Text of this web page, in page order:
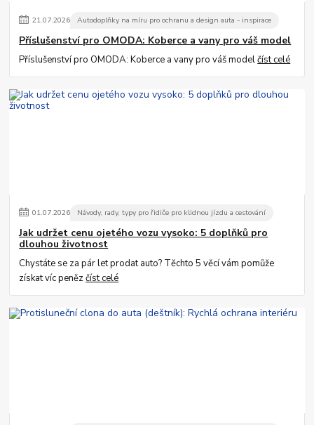
21.07.2026 Autodoplňky na míru pro ochranu a design auta - inspirace
Příslušenství pro OMODA: Koberce a vany pro váš model
Příslušenství pro OMODA: Koberce a vany pro váš modelčíst celé
01.07.2026 Návody, rady, typy pro řidiče pro klidnou jízdu a cestování
Jak udržet cenu ojetého vozu vysoko: 5 doplňků pro
dlouhou životnost
Chystáte se za pár let prodat auto? Těchto 5 věcí vám pomůže
získat víc penězčíst celé